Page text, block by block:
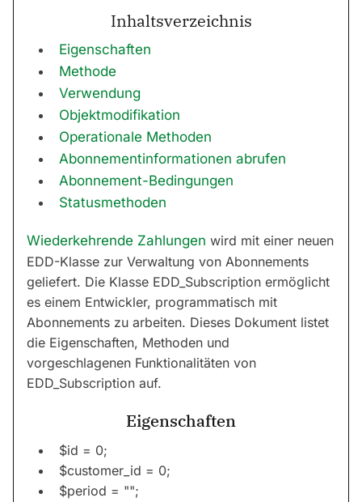
Inhaltsverzeichnis
Eigenschaften
Methode
Verwendung
Objektmodifikation
Operationale Methoden
Abonnementinformationen abrufen
Abonnement-Bedingungen
Statusmethoden
Wiederkehrende Zahlungen wird mit einer neuen
EDD-Klasse zur Verwaltung von Abonnements
geliefert. Die Klasse EDD_Subscription ermöglicht
es einem Entwickler, programmatisch mit
Abonnements zu arbeiten. Dieses Dokument listet
die Eigenschaften, Methoden und
vorgeschlagenen Funktionalitäten von
EDD_Subscription auf.
Eigenschaften
$id = 0;
$customer_id = 0;
$period = "";